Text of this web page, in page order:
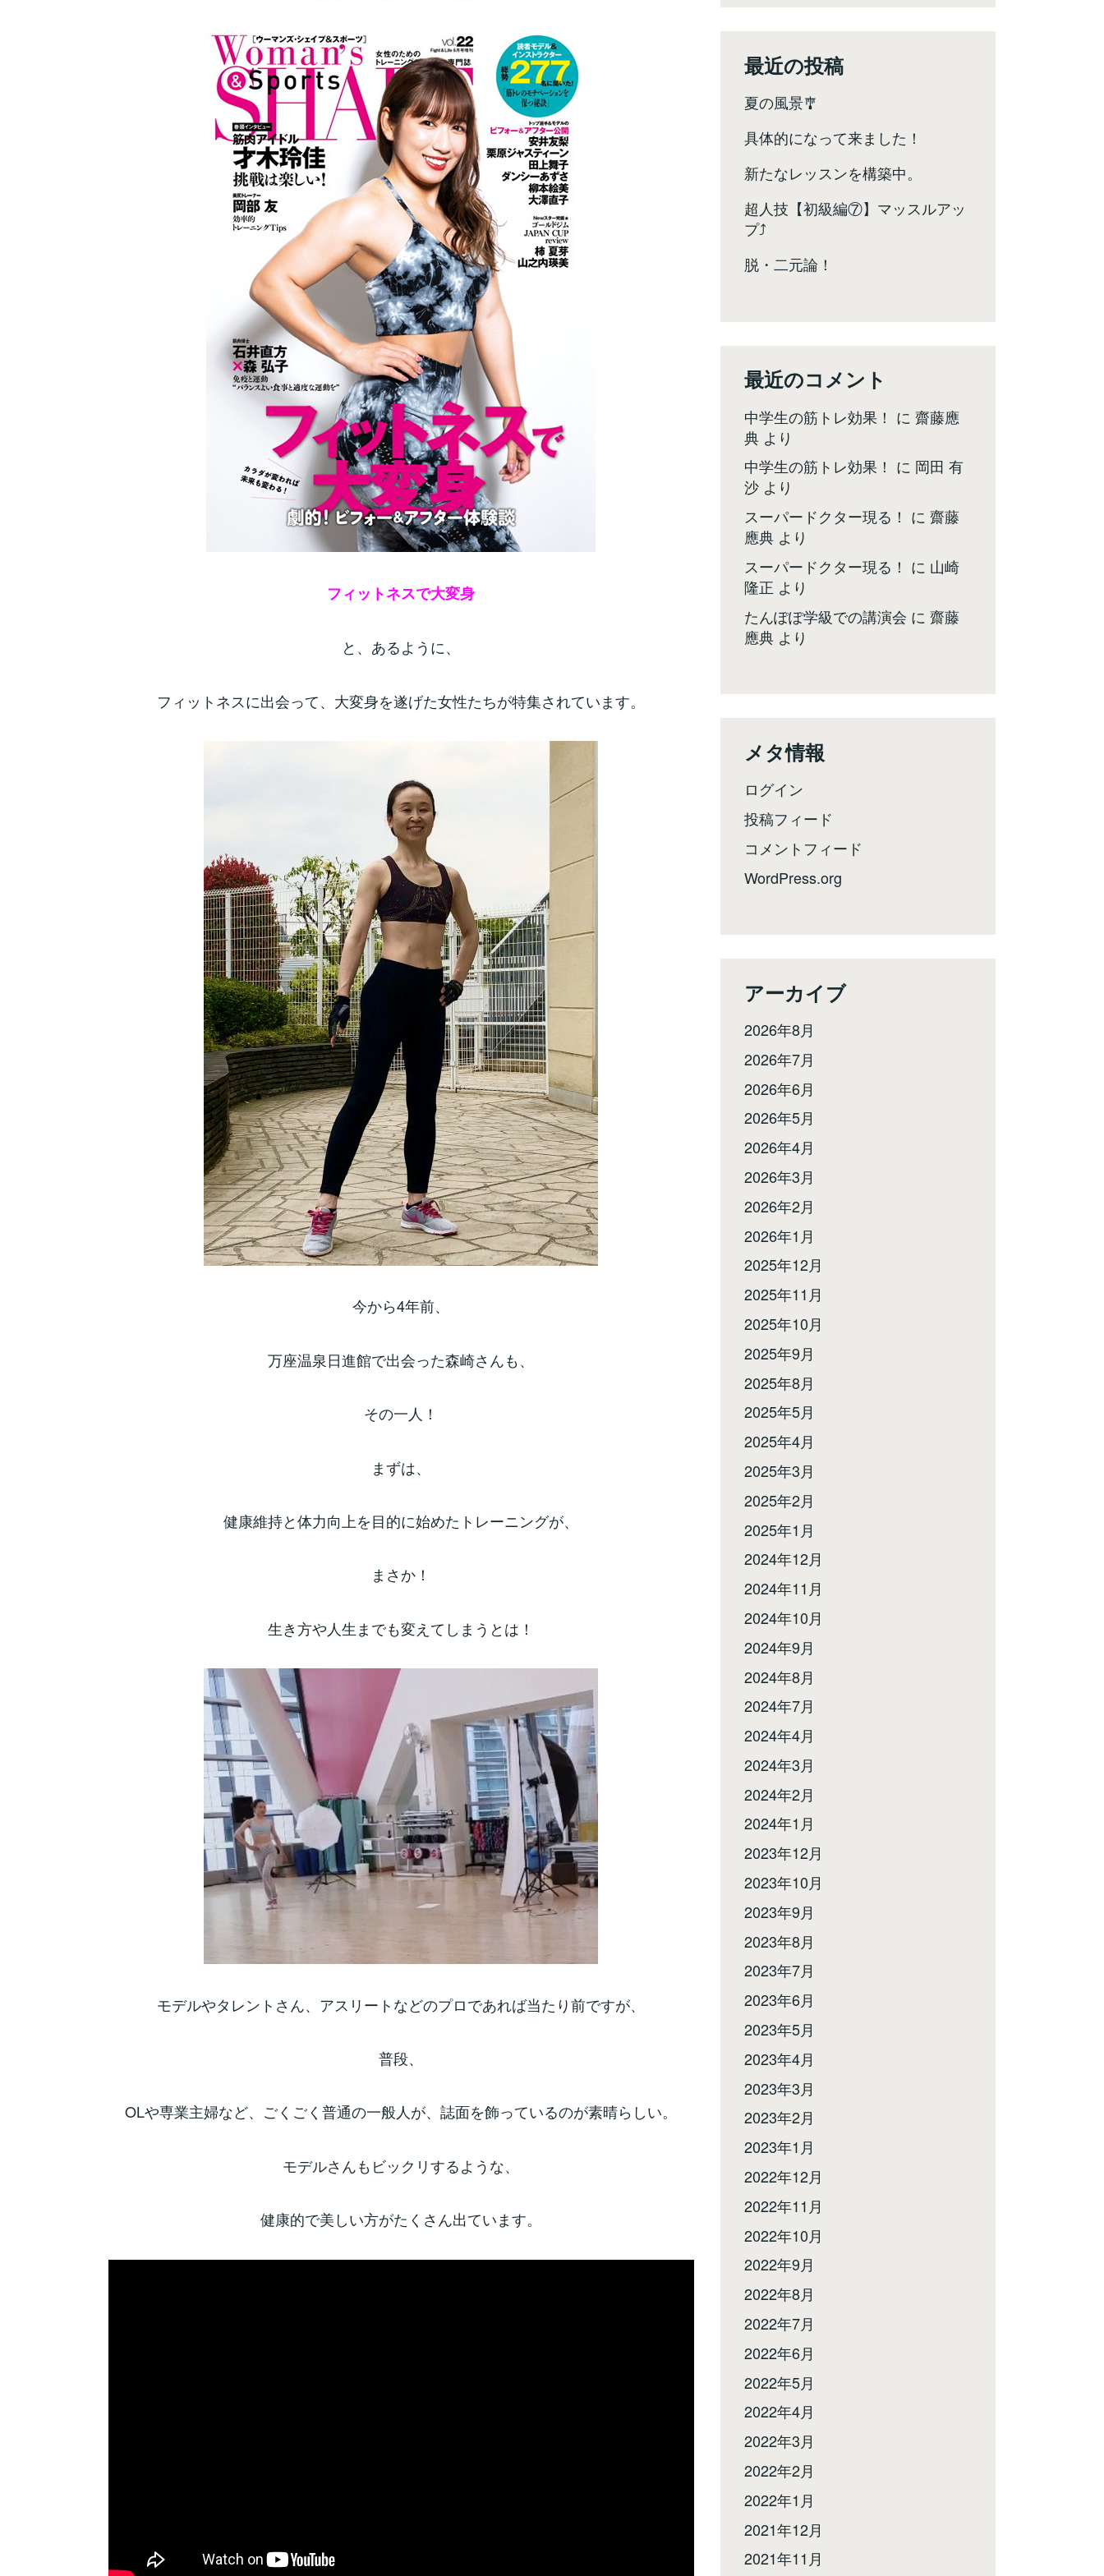
フィットネスで大変身
と、あるように、
フィットネスに出会って、大変身を遂げた女性たちが特集されています。
今から4年前、
万座温泉日進館で出会った森崎さんも、
その一人！
まずは、
健康維持と体力向上を目的に始めたトレーニングが、
まさか！
生き方や人生までも変えてしまうとは！
モデルやタレントさん、アスリートなどのプロであれば当たり前ですが、
普段、
OLや専業主婦など、ごくごく普通の一般人が、誌面を飾っているのが素晴らしい。
モデルさんもビックリするような、
健康的で美しい方がたくさん出ています。
最近の投稿
夏の風景🎐
具体的になって来ました！
新たなレッスンを構築中。
超人技【初級編⑦】マッスルアッ
プ⤴️
脱・二元論！
最近のコメント
中学生の筋トレ効果！ に 齋藤應
典 より
中学生の筋トレ効果！ に 岡田 有
沙 より
スーパードクター現る！ に 齋藤
應典 より
スーパードクター現る！ に 山崎
隆正 より
たんぽぽ学級での講演会 に 齋藤
應典 より
メタ情報
ログイン
投稿フィード
コメントフィード
WordPress.org
アーカイブ
2026年8月
2026年7月
2026年6月
2026年5月
2026年4月
2026年3月
2026年2月
2026年1月
2025年12月
2025年11月
2025年10月
2025年9月
2025年8月
2025年5月
2025年4月
2025年3月
2025年2月
2025年1月
2024年12月
2024年11月
2024年10月
2024年9月
2024年8月
2024年7月
2024年4月
2024年3月
2024年2月
2024年1月
2023年12月
2023年10月
2023年9月
2023年8月
2023年7月
2023年6月
2023年5月
2023年4月
2023年3月
2023年2月
2023年1月
2022年12月
2022年11月
2022年10月
2022年9月
2022年8月
2022年7月
2022年6月
2022年5月
2022年4月
2022年3月
2022年2月
2022年1月
2021年12月
2021年11月